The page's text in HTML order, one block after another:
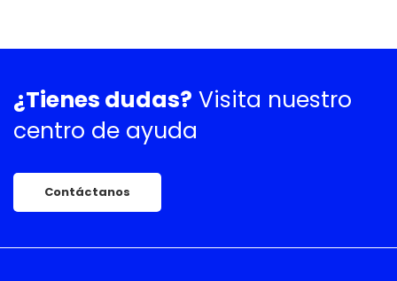
¿Tienes dudas? Visita nuestro
centro de ayuda
Contáctanos